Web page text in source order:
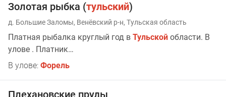
Золотая рыбка (тульский)
д. Большие Заломы, Венёвский р-н, Тульская область
Платная рыбалка круглый год в Тульской области. В
улове . Платник…
В улове: Форель
Плехановские пруды